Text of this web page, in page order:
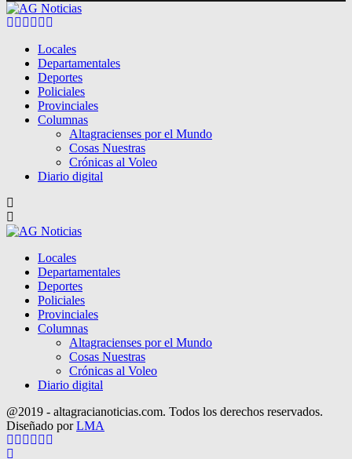
Facebook
Twitter
Instagram
Pinterest
Google
Locales
Departamentales
Deportes
Policiales
Provinciales
Columnas
Altagracienses por el Mundo
Cosas Nuestras
Crónicas al Voleo
Diario digital
Locales
Departamentales
Deportes
Policiales
Provinciales
Columnas
Altagracienses por el Mundo
Cosas Nuestras
Crónicas al Voleo
Diario digital
@2019 - altagracianoticias.com. Todos los derechos reservados.
Diseñado porLMA
Facebook
Twitter
Instagram
Pinterest
Google